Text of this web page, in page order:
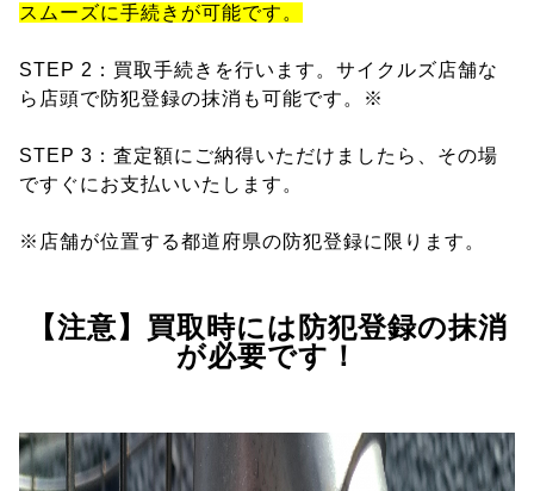
スムーズに手続きが可能です。
STEP 2：買取手続きを行います。サイクルズ店舗な
ら店頭で防犯登録の抹消も可能です。※
STEP 3：査定額にご納得いただけましたら、その場
ですぐにお支払いいたします。
※店舗が位置する都道府県の防犯登録に限ります。
【注意】買取時には防犯登録の抹消
が必要です！